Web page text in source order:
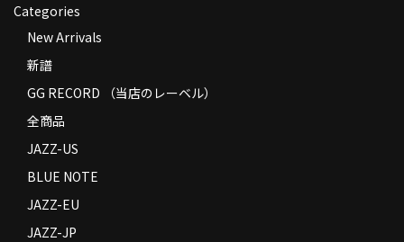
Privacy Policy
特定商取引法に基づく表示
Contact
Categories
New Arrivals
新譜
GG RECORD （当店のレーベル）
全商品
JAZZ-US
BLUE NOTE
JAZZ-EU
JAZZ-JP